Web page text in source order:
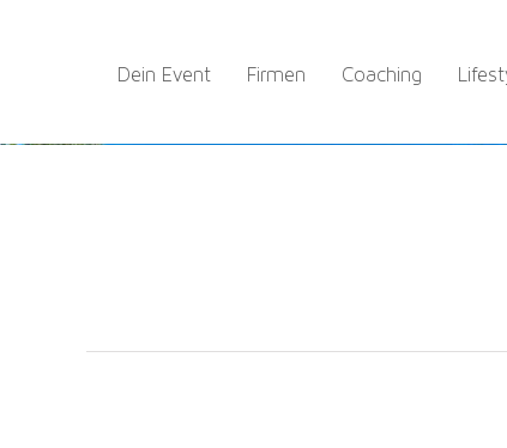
Dein Event Firmen Coaching